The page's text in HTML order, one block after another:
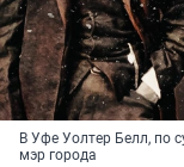
В Уфе Уолтер Белл, по
мэр города